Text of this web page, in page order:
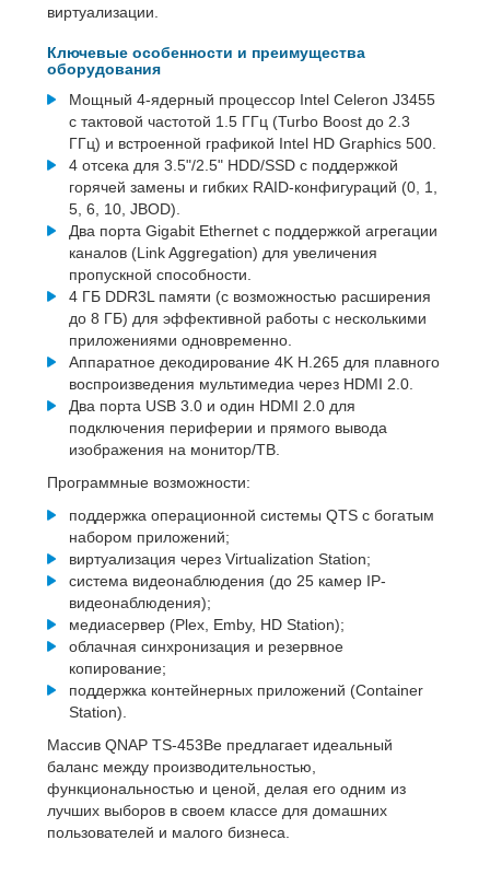
виртуализации.
Ключевые особенности и преимущества
оборудования
Мощный 4-ядерный процессор Intel Celeron J3455
с тактовой частотой 1.5 ГГц (Turbo Boost до 2.3
ГГц) и встроенной графикой Intel HD Graphics 500.
4 отсека для 3.5"/2.5" HDD/SSD с поддержкой
горячей замены и гибких RAID-конфигураций (0, 1,
5, 6, 10, JBOD).
Два порта Gigabit Ethernet с поддержкой агрегации
каналов (Link Aggregation) для увеличения
пропускной способности.
4 ГБ DDR3L памяти (с возможностью расширения
до 8 ГБ) для эффективной работы с несколькими
приложениями одновременно.
Аппаратное декодирование 4K H.265 для плавного
воспроизведения мультимедиа через HDMI 2.0.
Два порта USB 3.0 и один HDMI 2.0 для
подключения периферии и прямого вывода
изображения на монитор/ТВ.
Программные возможности:
поддержка операционной системы QTS с богатым
набором приложений;
виртуализация через Virtualization Station;
система видеонаблюдения (до 25 камер IP-
видеонаблюдения);
медиасервер (Plex, Emby, HD Station);
облачная синхронизация и резервное
копирование;
поддержка контейнерных приложений (Container
Station).
Массив QNAP TS-453Be предлагает идеальный
баланс между производительностью,
функциональностью и ценой, делая его одним из
лучших выборов в своем классе для домашних
пользователей и малого бизнеса.